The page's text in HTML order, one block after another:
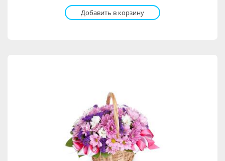
Добавить в корзину